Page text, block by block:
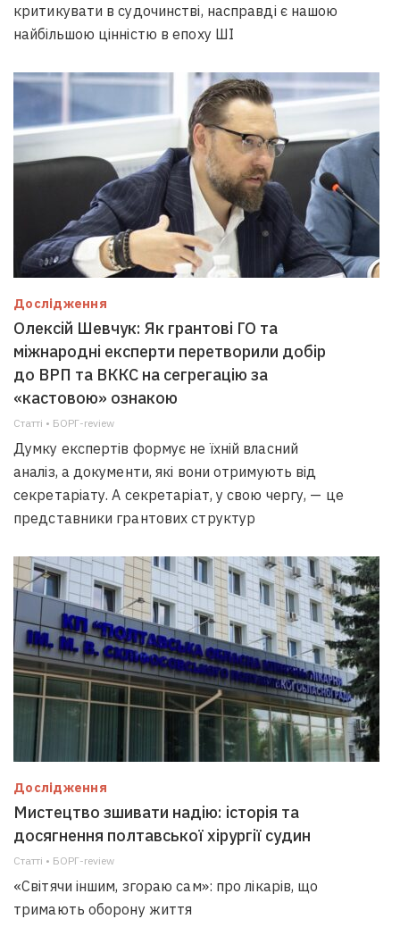
критикувати в судочинстві, насправді є нашою
найбільшою цінністю в епоху ШІ
Дослідження
Олексій Шевчук: Як грантові ГО та
міжнародні експерти перетворили добір
до ВРП та ВККС на сегрегацію за
«кастовою» ознакою
Статті • БОРГ-review
Думку експертів формує не їхній власний
аналіз, а документи, які вони отримують від
секретаріату. А секретаріат, у свою чергу, — це
представники грантових структур
Дослідження
Мистецтво зшивати надію: історія та
досягнення полтавської хірургії судин
Статті • БОРГ-review
«Світячи іншим, згораю сам»: про лікарів, що
тримають оборону життя